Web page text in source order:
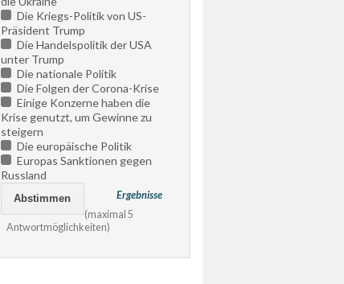
Die Kriegs-Politik von US-
Präsident Trump
Die Handelspolitik der USA
unter Trump
Die nationale Politik
Die Folgen der Corona-Krise
Einige Konzerne haben die
Krise genutzt, um Gewinne zu
steigern
Die europäische Politik
Europas Sanktionen gegen
Russland
Ergebnisse
(maximal 5
Antwortmöglichkeiten)